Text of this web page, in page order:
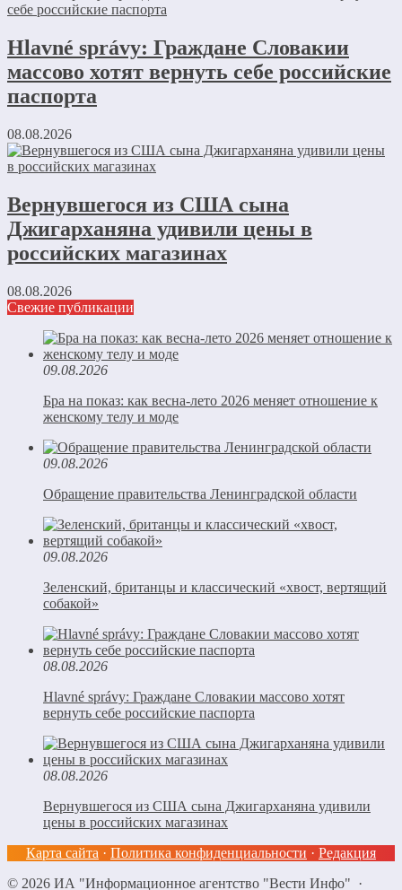
Hlavné správy: Граждане Словакии
массово хотят вернуть себе российские
паспорта
08.08.2026
Вернувшегося из США сына
Джигарханяна удивили цены в
российских магазинах
08.08.2026
Свежие публикации
09.08.2026
Бра на показ: как весна-лето 2026 меняет отношение к
женскому телу и моде
09.08.2026
Обращение правительства Ленинградской области
09.08.2026
Зеленский, британцы и классический «хвост, вертящий
собакой»
08.08.2026
Hlavné správy: Граждане Словакии массово хотят
вернуть себе российские паспорта
08.08.2026
Вернувшегося из США сына Джигарханяна удивили
цены в российских магазинах
Карта сайта · Политика конфиденциальности · Редакция
© 2026 ИА "Информационное агентство "Вести Инфо" ·